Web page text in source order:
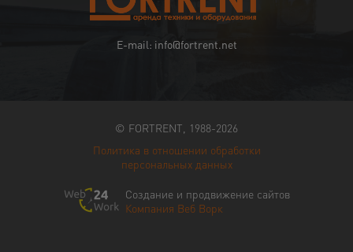
E-mail: info@fortrent.net
© FORTRENT, 1988-2026
Политика в отношении обработки
персональных данных
Создание и продвижение сайтов
Компания Веб Ворк